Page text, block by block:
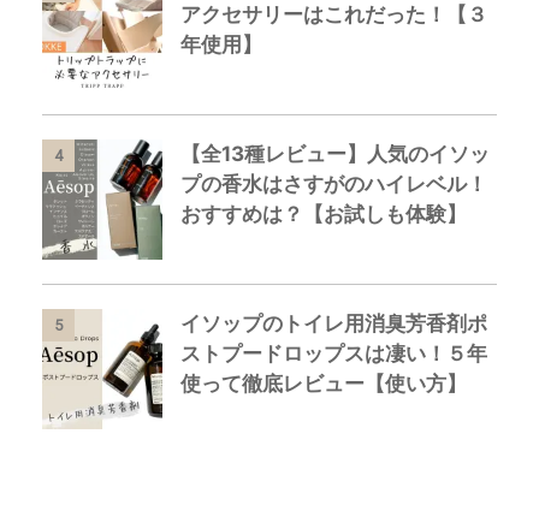
アクセサリーはこれだった！【３
年使用】
4
【全13種レビュー】人気のイソッ
プの香水はさすがのハイレベル！
おすすめは？【お試しも体験】
5
イソップのトイレ用消臭芳香剤ポ
ストプードロップスは凄い！５年
使って徹底レビュー【使い方】